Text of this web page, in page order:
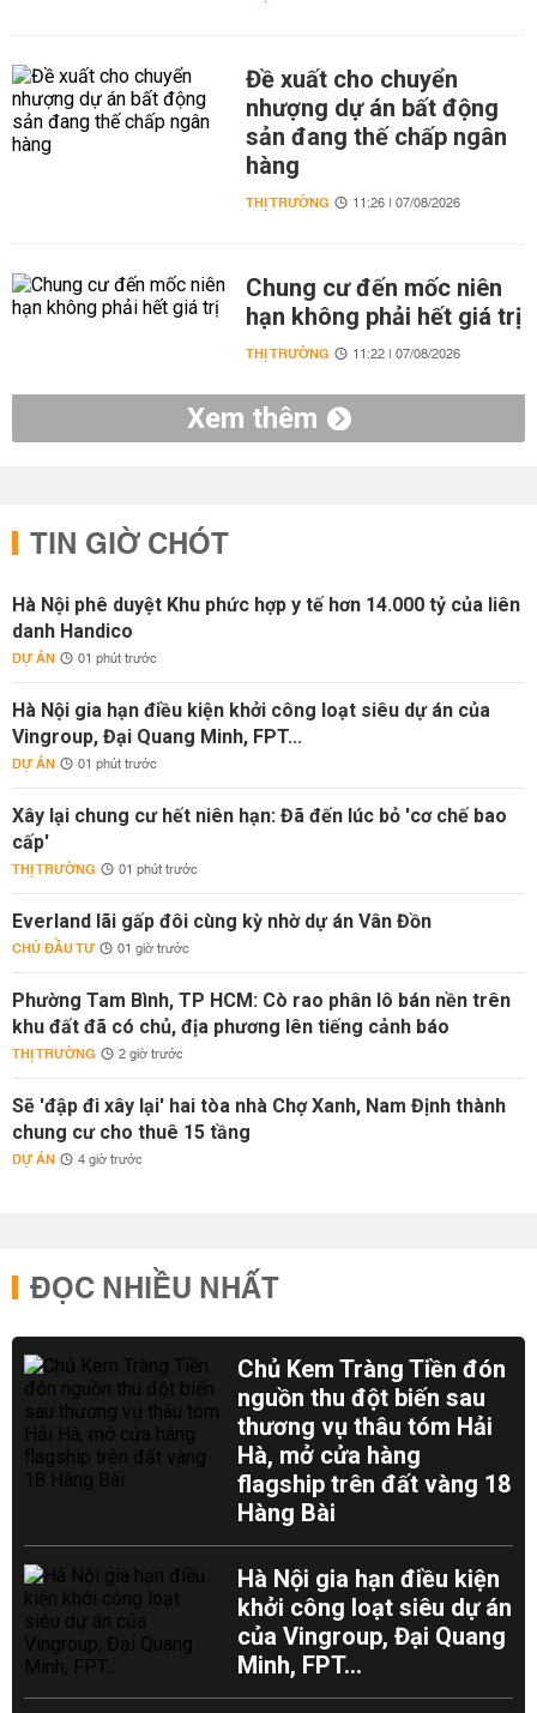
Đề xuất cho chuyển
nhượng dự án bất động
sản đang thế chấp ngân
hàng
THỊ TRƯỜNG 11:26 | 07/08/2026
Chung cư đến mốc niên
hạn không phải hết giá trị
THỊ TRƯỜNG 11:22 | 07/08/2026
Xem thêm
TIN GIỜ CHÓT
Hà Nội phê duyệt Khu phức hợp y tế hơn 14.000 tỷ của liên
danh Handico
DỰ ÁN 01 phút trước
Hà Nội gia hạn điều kiện khởi công loạt siêu dự án của
Vingroup, Đại Quang Minh, FPT...
DỰ ÁN 01 phút trước
Xây lại chung cư hết niên hạn: Đã đến lúc bỏ 'cơ chế bao
cấp'
THỊ TRƯỜNG 01 phút trước
Everland lãi gấp đôi cùng kỳ nhờ dự án Vân Đồn
CHỦ ĐẦU TƯ 01 giờ trước
Phường Tam Bình, TP HCM: Cò rao phân lô bán nền trên
khu đất đã có chủ, địa phương lên tiếng cảnh báo
THỊ TRƯỜNG 2 giờ trước
Sẽ 'đập đi xây lại' hai tòa nhà Chợ Xanh, Nam Định thành
chung cư cho thuê 15 tầng
DỰ ÁN 4 giờ trước
ĐỌC NHIỀU NHẤT
Chủ Kem Tràng Tiền đón
nguồn thu đột biến sau
thương vụ thâu tóm Hải
Hà, mở cửa hàng
flagship trên đất vàng 18
Hàng Bài
Hà Nội gia hạn điều kiện
khởi công loạt siêu dự án
của Vingroup, Đại Quang
Minh, FPT...